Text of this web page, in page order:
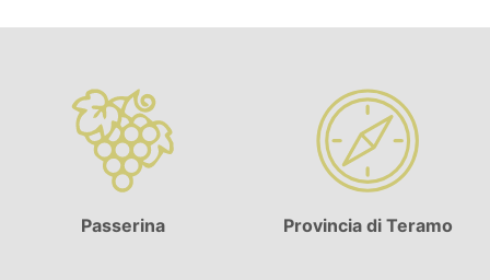
Passerina Provincia di Teramo